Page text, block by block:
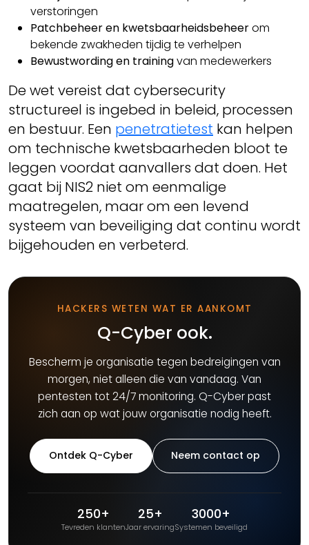
verstoringen
Patchbeheer en kwetsbaarheidsbeheerom
bekende zwakheden tijdig te verhelpen
Bewustwording en trainingvan medewerkers
De wet vereist dat cybersecurity
structureel is ingebed in beleid, processen
en bestuur. Een penetratietest kan helpen
om technische kwetsbaarheden bloot te
leggen voordat aanvallers dat doen. Het
gaat bij NIS2 niet om eenmalige
maatregelen, maar om een levend
systeem van beveiliging dat continu wordt
bijgehouden en verbeterd.
HACKERS WETEN WAT ER AANKOMT
Q-Cyber ook.
Bescherm je organisatie tegen bedreigingen van
morgen, niet alleen die van vandaag. Van
pentesten tot 24/7 monitoring. Q-Cyber past
zich aan op wat jouw organisatie nodig heeft.
Ontdek Q-Cyber Neem contact op
250+
Tevreden klanten
25+
Jaar ervaring
3000+
Systemen beveiligd